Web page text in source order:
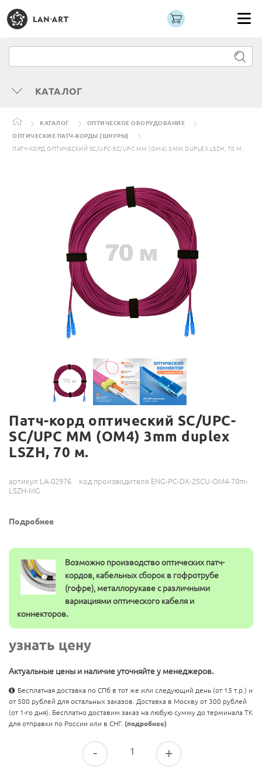
КАТАЛОГ
КАТАЛОГ
ОПТИЧЕСКОЕ ОБОРУДОВАНИЕ
ОПТИЧЕСКИЕ ПАТЧ-КОРДЫ (ШНУРЫ)
ПАТЧ-КОРД ОПТИЧЕСКИЙ SC/UPC-SC/UPC MM (OM4) 3MM DUPLEX LSZH, 70 М.
Патч-корд оптический SC/UPC-
SC/UPC MM (OM4) 3mm duplex
LSZH, 70 м.
артикул LA-02976
код производителя ENG-PC-DX-2SCU-OM4-70m-
LSZH-MG
Подробнее
Возможно производство оптических патч-
кордов, кабельных сборок в гофротрубе
(гофре), металлорукаве с различными
вариациями оптического кабеля и
коннекторов.
узнать цену
Актуальные цены и наличие уточняйте у менеджеров.
Бесплатная доставка по СПб в тот же или следующий день (от 15 т.р.) и
от 500 рублей для остальных заказов. Доставка в Москву от 300 рублей
(от 1-го дня). Бесплатно доставим заказ на любую сумму до терминала ТК
для отправки по России или в СНГ. (подробнее)
- +